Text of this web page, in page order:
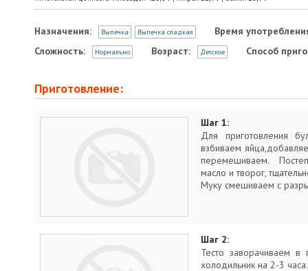
Назначения: Выпечка Выпечка сладкая
Время
Сложность:
Нормально Возраст: Детское Способ
Приготовление:
Шаг 1:
Для приготовления
взбиваем
перемешиваем.
масло и творог,
Муку смешиваем с
Шаг 2:
Тесто заворачиваем
холодильник на 2-3